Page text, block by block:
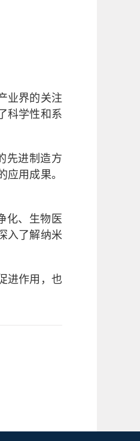
业界的关注
科学性和系
先进制造方
用成果。
化、生物医
入了解纳米
进作用，也